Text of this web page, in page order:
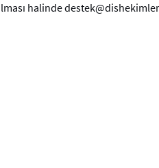
halinde